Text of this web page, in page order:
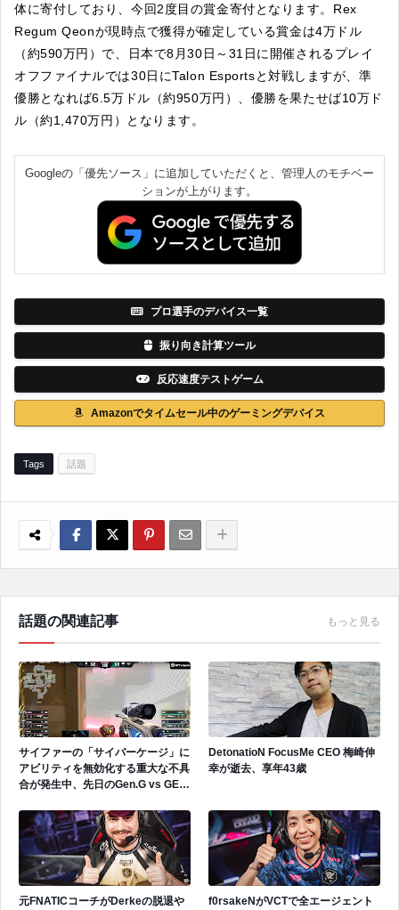
体に寄付しており、今回2度目の賞金寄付となります。Rex
Regum Qeonが現時点で獲得が確定している賞金は4万ドル
（約590万円）で、日本で8月30日～31日に開催されるプレイ
オフファイナルでは30日にTalon Esportsと対戦しますが、準
優勝となれば6.5万ドル（約950万円）、優勝を果たせば10万ド
ル（約1,470万円）となります。
Googleの「優先ソース」に追加していただくと、管理人のモチベー
ションが上がります。
プロ選手のデバイス一覧
振り向き計算ツール
反応速度テストゲーム
Amazonでタイムセール中のゲーミングデバイス
Tags 話題
話題の関連記事 もっと見る
サイファーの「サイバーケージ」に
アビリティを無効化する重大な不具
合が発生中、先日のGen.G vs GEで
DetonatioN FocusMe CEO 梅崎伸
幸が逝去、享年43歳
元FNATICコーチがDerkeの脱退や f0rsakeNがVCTで全エージェント